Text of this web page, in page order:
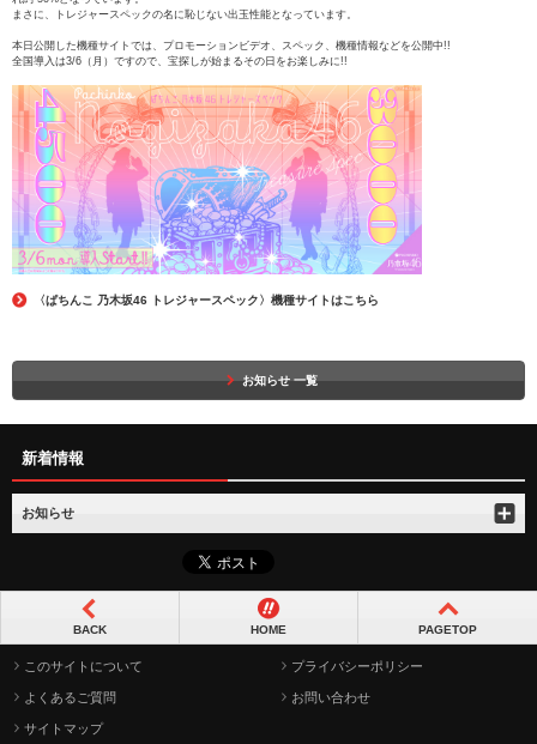
まさに、トレジャースペックの名に恥じない出玉性能となっています。
本日公開した機種サイトでは、プロモーションビデオ、スペック、機種情報などを公開中!!
全国導入は3/6（月）ですので、宝探しが始まるその日をお楽しみに!!
〈ぱちんこ 乃木坂46 トレジャースペック〉機種サイトはこちら
お知らせ 一覧
新着情報
お知らせ
BACK HOME PAGETOP
このサイトについて プライバシーポリシー
よくあるご質問 お問い合わせ
サイトマップ